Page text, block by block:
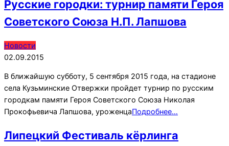
Русские городки: турнир памяти Героя
Советского Союза Н.П. Лапшова
2015-
09-
Новости
02.09.2015
В ближайшую субботу, 5 сентября 2015 года, на стадионе
села Кузьминские Отвержки пройдет турнир по русским
городкам памяти Героя Советского Союза Николая
Прокофьевича Лапшова, уроженцаПодробнее…
Липецкий Фестиваль кёрлинга